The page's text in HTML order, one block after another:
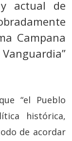
actual de
Campana
“el Pueblo
histórica,
de acordar